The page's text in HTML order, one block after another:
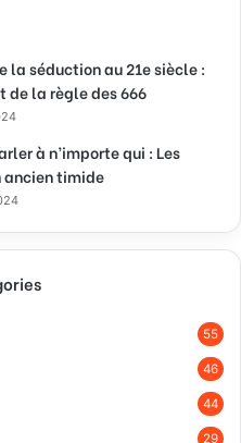
la séduction au 21e siècle :
de la règle des 666
à n’importe qui : Les
ancien timide
55
46
44
29